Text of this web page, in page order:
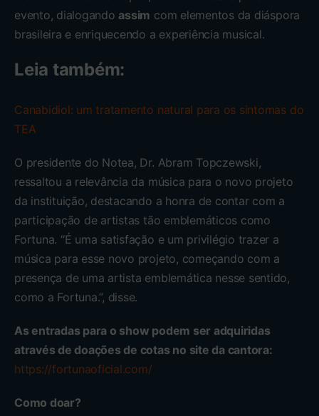
evento, dialogandoassim com elementos da diáspora
brasileira e enriquecendo a experiência musical.
Leia também:
Canabidiol: um tratamento natural para os sintomas do
TEA
O presidente do Notea, Dr. Abram Topczewski,
ressaltou a relevância da música para o novo projeto
da instituição, destacando a honra de contar com a
participação de artistas tão emblemáticos como
Fortuna. “É uma satisfação e um privilégio trazer a
música para esse novo projeto, começando com a
presença de uma artista emblemática nesse sentido,
como a Fortuna.”, disse.
As entradas para o show podem ser adquiridas
através de doações de cotas no site da cantora:
https://fortunaoficial.com/
Como doar?